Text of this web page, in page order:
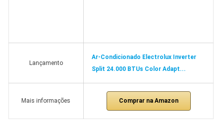
Lançamento
Ar-Condicionado Electrolux Inverter
Split 24.000 BTUs Color Adapt...
Mais informações Comprar na Amazon